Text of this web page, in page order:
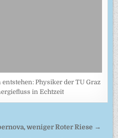
Physiker der TU Graz
in Echtzeit
weniger Roter Riese →